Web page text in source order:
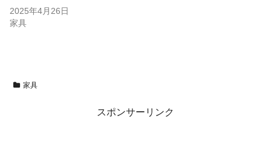
2025年4月26日
家具
家具
スポンサーリンク